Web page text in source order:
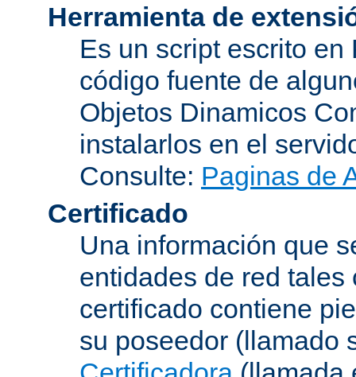
Herramienta de
Es un script escrito
código fuente de
Objetos Dinamicos
instalarlos en el
Consulte: Paginas de
Certificado
Una información que
entidades de red
certificado contiene
su poseedor (llamado